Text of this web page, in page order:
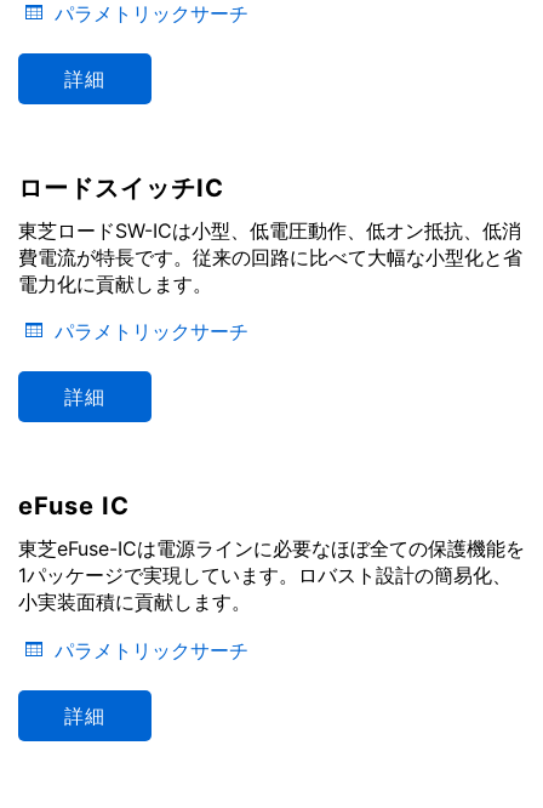
パラメトリックサーチ
詳細
ロードスイッチIC
東芝ロードSW-ICは小型、低電圧動作、低オン抵抗、低消
費電流が特長です。従来の回路に比べて大幅な小型化と省
電力化に貢献します。
パラメトリックサーチ
詳細
eFuse IC
東芝eFuse-ICは電源ラインに必要なほぼ全ての保護機能を
1パッケージで実現しています。ロバスト設計の簡易化、
小実装面積に貢献します。
パラメトリックサーチ
詳細